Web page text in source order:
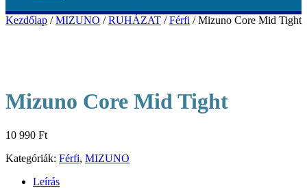
Kezdőlap /MIZUNO /RUHÁZAT /Férfi / Mizuno Core Mid Tight
Mizuno Core Mid Tight
10 990 Ft
Kategóriák: Férfi, MIZUNO
Leírás